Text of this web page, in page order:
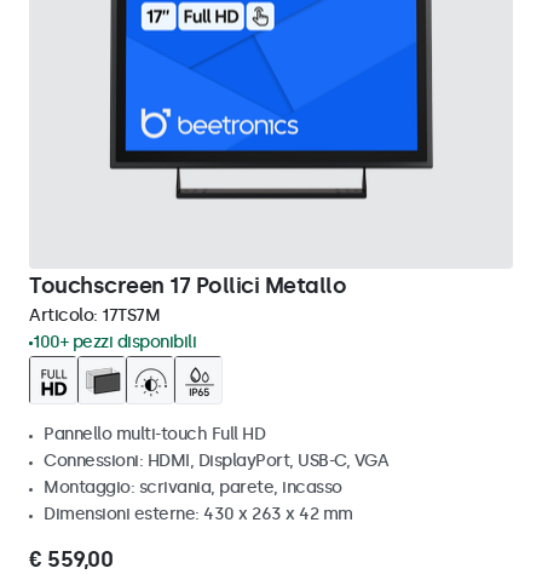
Touchscreen 17 Pollici Metallo
Articolo: 17TS7M
100+ pezzi disponibili
Pannello multi-touch Full HD
Connessioni: HDMI, DisplayPort, USB-C, VGA
Montaggio: scrivania, parete, incasso
Dimensioni esterne: 430 x 263 x 42 mm
€ 559,00